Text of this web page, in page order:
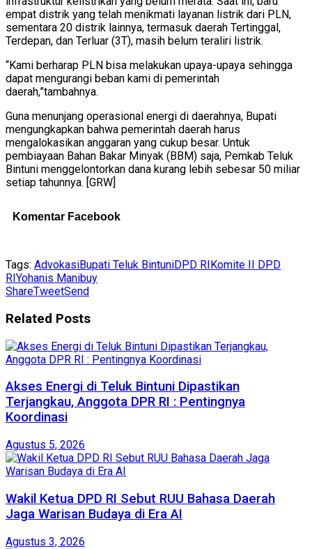
empat distrik yang telah menikmati layanan listrik dari PLN,
sementara 20 distrik lainnya, termasuk daerah Tertinggal,
Terdepan, dan Terluar (3T), masih belum teraliri listrik.
“Kami berharap PLN bisa melakukan upaya-upaya sehingga
dapat mengurangi beban kami di pemerintah
daerah,”tambahnya.
Guna menunjang operasional energi di daerahnya, Bupati
mengungkapkan bahwa pemerintah daerah harus
mengalokasikan anggaran yang cukup besar. Untuk
pembiayaan Bahan Bakar Minyak (BBM) saja, Pemkab Teluk
Bintuni menggelontorkan dana kurang lebih sebesar 50 miliar
setiap tahunnya. [GRW]
Komentar Facebook
Tags: AdvokasiBupati Teluk BintuniDPD RI Komite II DPD
RI Yohanis Manibuy
ShareTweetSend
Related Posts
Akses Energi di Teluk Bintuni Dipastikan
Terjangkau, Anggota DPR RI : Pentingnya
Koordinasi
Agustus 5, 2026
Wakil Ketua DPD RI Sebut RUU Bahasa Daerah
Jaga Warisan Budaya di Era AI
Agustus 3, 2026